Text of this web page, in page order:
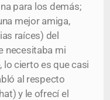
para los demás;
mejor amiga,
raíces) del
necesitaba mi
lo cierto es que casi
al respecto
y le ofrecí el